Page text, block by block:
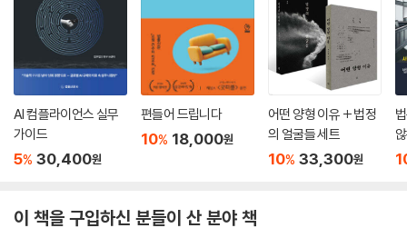
놓으라고 협박할 때 직원의 대응은 ‘한계적’ 은행과 ‘한계적’ 강도를 상정한
바탕에서 이뤄져야 한다. 현실적이 아니라고 비판받을지언정 법 규칙의 목
적은 한계 내에서 행위의 실행을 감소시키는 데 있기 때문이다. 따라서 법
체제 아래 사는 누구든 중요한 것은 올바른 한계적 질문을 할 줄 아는 것이
다.
한계적 사고를 하게 되면 우리는 자신의 행위가 유발하는 모든 비용을 인
지한 뒤 행위를 그치는 것이 아니라, 다음 대체 행위의 실행 여부를 스스로
인하는 게 아니라, 사람들이 대안을 선택하도록 만들며, 논쟁이 발생할 때
경각심을 갖도록 하는 것이다. 여기서 제시한 예시는 극히 일부다. 이 책은
AI 컴플라이언스 실무
가이드
5% 30,400원
편들어 드립니다
10% 18,000원
어떤 양형 이유 + 법정
의 얼굴들 세트
10% 33,300원
이 책을 구입하신 분들이 산 분야 책